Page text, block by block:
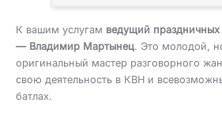
К вашим услугам ведущий
— Владимир Мартынец. Это молодой,
оригинальный мастер разговорного
свою деятельность в КВН и
батлах.